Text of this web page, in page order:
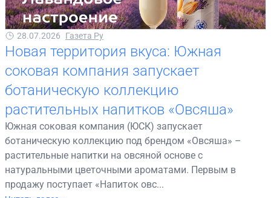
28.07.2026 Газета Ру
Новая территория вкуса: Южная
соковая компания запускает
ботаническую коллекцию
растительных напитков «Овсяша»
Южная соковая компания (ЮСК) запускает
ботаническую коллекцию под брендом «Овсяша» –
растительные напитки на овсяной основе с
натуральными цветочными ароматами. Первым в
продажу поступает «Напиток овс...